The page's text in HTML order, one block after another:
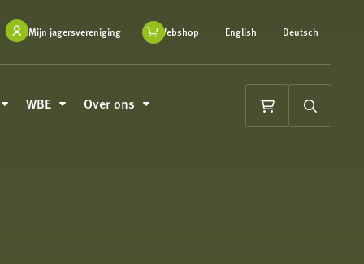
Mijn jagersvereniging Webshop English Deutsch
WBE Over ons
Winkelwagen
Zoeken